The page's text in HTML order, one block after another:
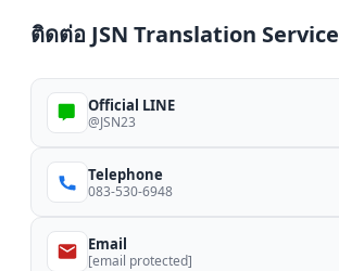
ติดต่อ JSN Translation Service
Official LINE
@JSN23
Telephone
083-530-6948
Email
[email protected]